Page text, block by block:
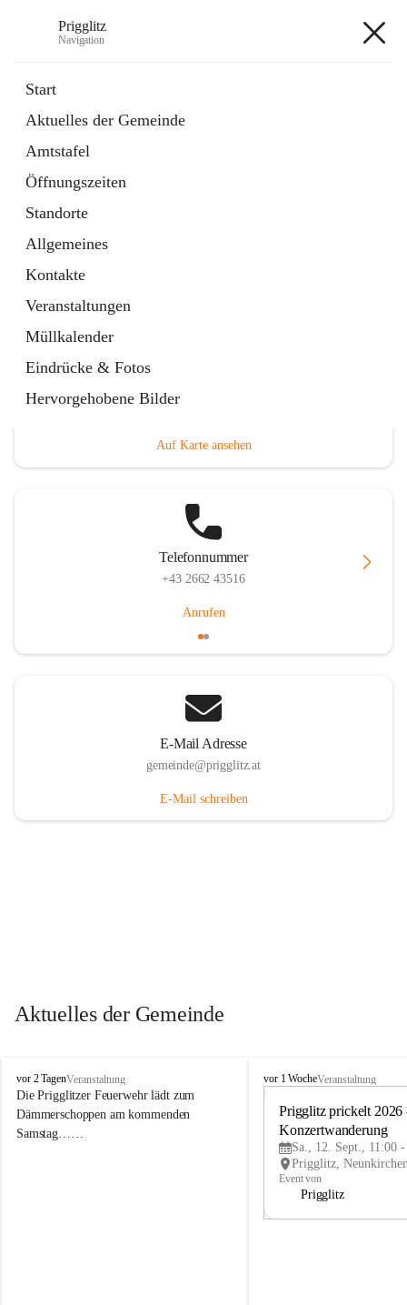
Prigglitz
Navigation
Start
Aktuelles der Gemeinde
Amtstafel
Öffnungszeiten
Standorte
Allgemeines
Kontakte
Veranstaltungen
Müllkalender
Eindrücke & Fotos
Hervorgehobene Bilder
Externe Webseite
in
Tab
Gemeindezeitung
Ordner
öffnet
in
neuem
Tab
Hauptadresse
Auf Karte ansehen
Telefonnummer
+43 2662 43516
Anrufen
E-Mail Adresse
gemeinde@prigglitz.at
E-Mail schreiben
Aktuelles der Gemeinde
P
r
i
g
vor 2 TagenVeranstaltung
Die Prigglitzer Feuerwehr lädt zum
Dämmerschoppen am kommenden
Samstag……
P
vor 1 WocheVeranstaltung
Prigglitz prickelt 2026
Konzertwanderung
Sa., 12. Sept., 11:00
Event von
Prigglitz